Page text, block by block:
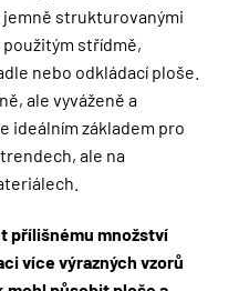
strukturovanými
střídmě,
nebo odkládací ploše.
ale vyváženě a
ideálním základem pro
ale na
přílišnému množství
více výrazných vzorů